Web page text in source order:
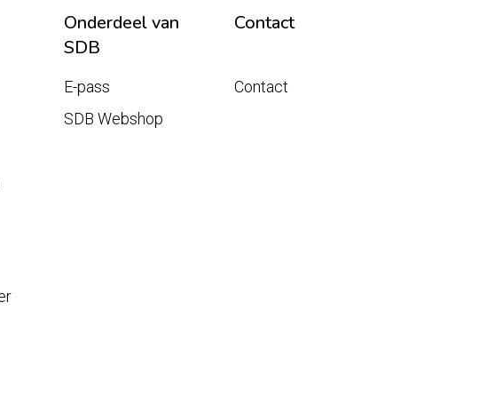
Onderdeel van
SDB
Contact
E-pass
SDB Webshop
Contact